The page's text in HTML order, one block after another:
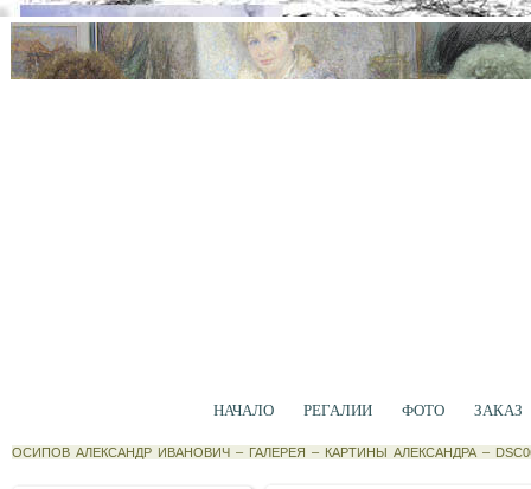
НАЧАЛО РЕГАЛИИ ФОТО ЗАКАЗ
ОСИПОВ АЛЕКСАНДР ИВАНОВИЧ – ГАЛЕРЕЯ – КАРТИНЫ АЛЕКСАНДРА –